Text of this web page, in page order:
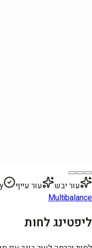
עור יבש עור עייף
Multibalance
ליפטינג לחות